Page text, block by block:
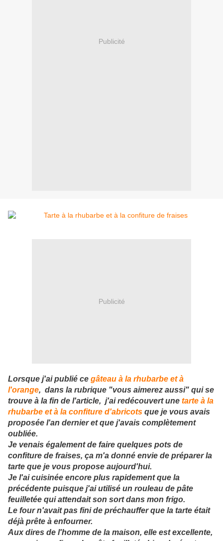
Publicité
Publicité
Lorsque j'ai publié ce gâteau à la rhubarbe et à
l'orange, dans la rubrique "vous aimerez aussi" qui se
trouve à la fin de l'article, j'ai redécouvert une tarte à la
rhubarbe et à la confiture d'abricots que je vous avais
proposée l'an dernier et que j'avais complètement
oubliée.
Je venais également de faire quelques pots de
confiture de fraises, ça m'a donné envie de préparer la
tarte que je vous propose aujourd'hui.
Je l'ai cuisinée encore plus rapidement que la
précédente puisque j'ai utilisé un rouleau de pâte
feuilletée qui attendait son sort dans mon frigo.
Le four n'avait pas fini de préchauffer que la tarte était
déjà prête à enfourner.
Aux dires de l'homme de la maison, elle est excellente,